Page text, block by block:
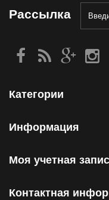
Рассылка
Категории
Информация
Моя учетная
Контактная